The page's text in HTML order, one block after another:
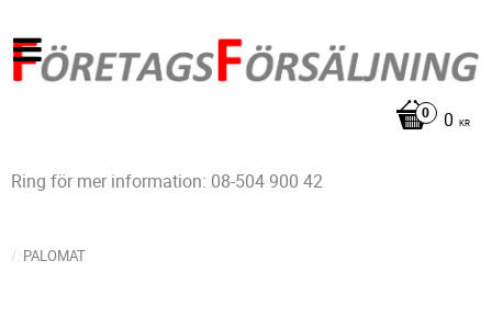
0 KR
Ring för mer information: 08-504 900 42
PALOMAT